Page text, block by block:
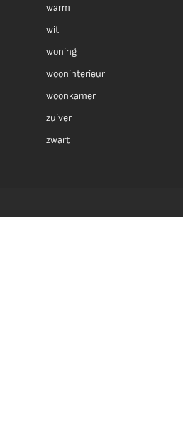
warm
wit
woning
wooninterieur
woonkamer
zuiver
zwart